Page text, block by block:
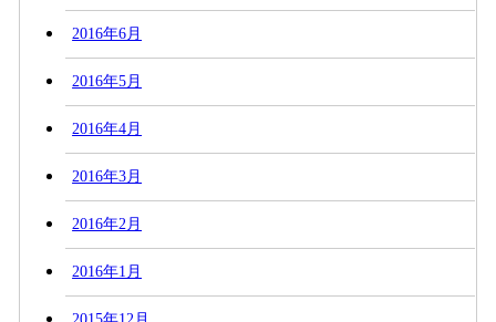
2016年6月
2016年5月
2016年4月
2016年3月
2016年2月
2016年1月